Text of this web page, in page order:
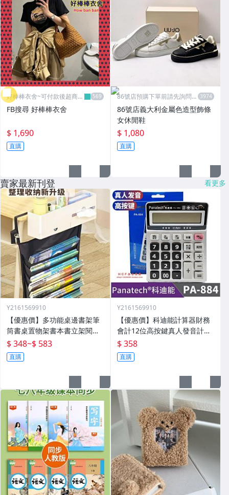
好棒棒衣舍~可付款後超商取
貨
FB搜尋 好棒棒衣舍
$ 1,690
直購
86號店預購下單前請先詢問數
86號店義大利金屬色造型飾條
女休閒鞋
$ 1,080
直購
賣家最新刊登 看更多
Y2161569910
【優惠價】多功能桌邊書架筆
筒書桌置物架書本書立架閱讀
架桌面神器整理
$ 348~$ 583
直購
Y2161569910
【優惠價】科迪能計算器財務
會計12位高按鍵真人發音計算
機財務會計用PA-884
$ 358
直購